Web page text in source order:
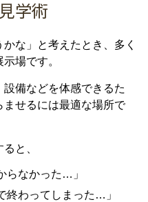
学術
な」と考えたとき、多く
場です。
備などを体感できるた
せるには最適な場所で
と、
らなかった…」
終わってしまった…」